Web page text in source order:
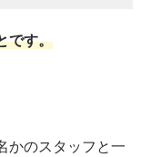
です。
かのスタッフと一